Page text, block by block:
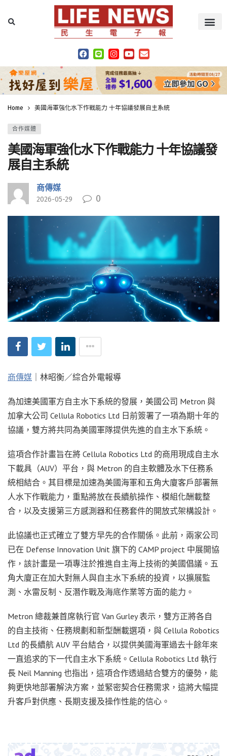
Home 美國海軍強化水下作戰能力 十年協議發展自主系統
合作媒體
美國海軍強化水下作戰能力 十年協議發
展自主系統
商傳媒
2026-05-29 0
商傳媒 ｜林昭衡／綜合外電報導
為加速美國軍方自主水下系統的發展，美國公司 Metron 與
加拿大公司 Cellula Robotics Ltd 日前簽署了一項為期十年的
協議，雙方將共同為美國軍隊提供先進的自主水下系統。
這項合作計畫旨在將 Cellula Robotics Ltd 的商用現成自主水
下載具（AUV）平台，與 Metron 的自主軟體及水下任務系
統相結合。其目標是加速為美國海軍和五角大廈客戶部署無
人水下作戰能力，重點將放在長續航操作、模組化酬載整
合，以及支援第三方感測器和任務套件的開放式架構設計。
此協議也正式確立了雙方早先的合作關係。此前，兩家公司
已在 Defense Innovation Unit 旗下的 CAMP project 中展開協
作，該計畫是一項專注於推進自主海上技術的美國倡議。五
角大廈正在加大對無人與自主水下系統的投資，以擴展監
測、水雷反制、反潛作戰及海底作業等方面的能力。
Metron 總裁兼首席執行官 Van Gurley 表示，雙方正將各自
的自主技術、任務規劃和新型酬載選項，與 Cellula Robotics
Ltd 的長續航 AUV 平台結合，以提供美國海軍過去十餘年來
一直追求的下一代自主水下系統。Cellula Robotics Ltd 執行
長 Neil Manning 也指出，這項合作透過結合雙方的優勢，能
夠更快地部署解決方案，並緊密契合任務需求，這將大幅提
升客戶對供應、長期支援及操作性能的信心。